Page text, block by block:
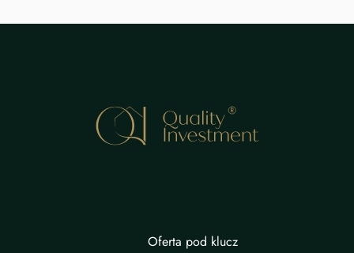
Oferta pod klucz